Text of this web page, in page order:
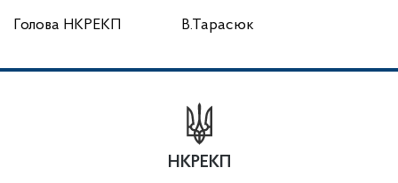
Голова НКРЕКП В.Тарасюк
НКРЕКП